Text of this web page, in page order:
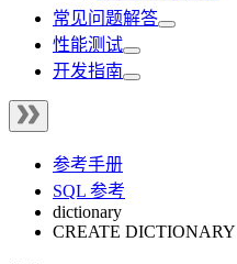
常见问题解答
性能测试
开发指南
参考手册
SQL 参考
dictionary
CREATE DICTIONARY